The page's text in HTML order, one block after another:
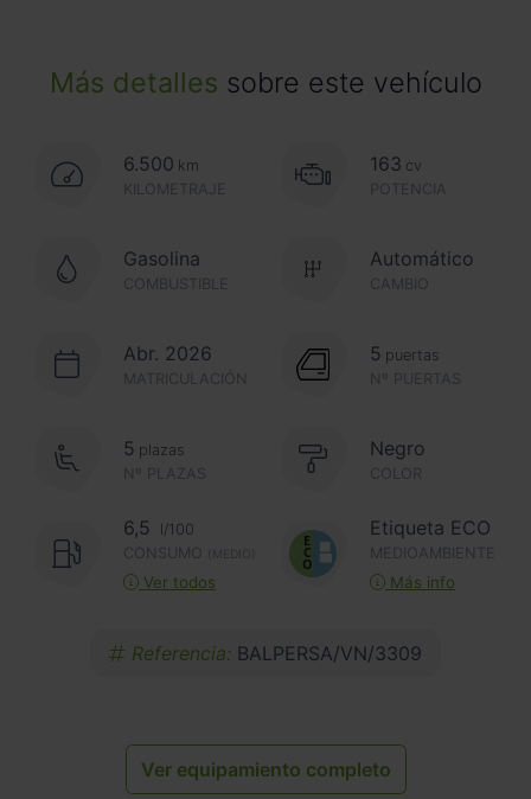
Más detalles sobre este vehículo
6.500 km
KILOMETRAJE
163 cv
POTENCIA
Gasolina
COMBUSTIBLE CAMBIO
Automático
Abr. 2026
MATRICULACIÓN Nº PUERTAS
5 puertas
Nº PLAZAS
5 plazas Negro
COLOR
6,5
l/100
CONSUMO
(MEDIO)
Ver todos
Etiqueta ECO
MEDIOAMBIENTE
Más info
Referencia: BALPERSA/VN/3309
Ver equipamiento completo